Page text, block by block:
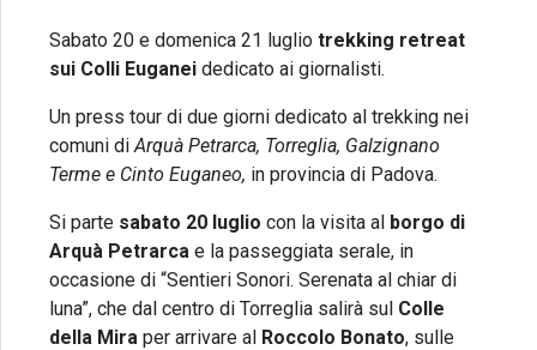
Sabato 20 e domenica 21 luglio trekking retreat
sui Colli Euganei dedicato ai giornalisti.
Un press tour di due giorni dedicato al trekking nei
comuni diArquà Petrarca, Torreglia, Galzignano
Terme e Cinto Euganeo, in provincia di Padova.
Si parte sabato 20 luglio con la visita al borgo di
Arquà Petrarca e la passeggiata serale, in
occasione di “Sentieri Sonori. Serenata al chiar di
luna”, che dal centro di Torreglia salirà sul Colle
della Mira per arrivare al Roccolo Bonato, sulle